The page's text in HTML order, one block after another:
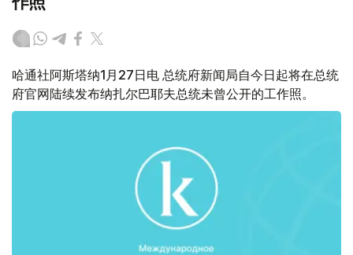
哈通社阿斯塔纳1月27日电 总统府新闻局自今日起将在总统
府官网陆续发布纳扎尔巴耶夫总统未曾公开的工作照。